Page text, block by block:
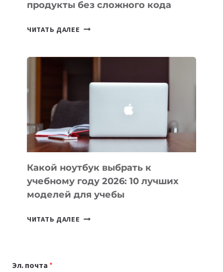
продукты без сложного кода
ЧИТАТЬ ДАЛЕЕ 7
ПОМОГАЮТ
СОЗДАВАТЬ
БЕЗ
СЛОЖНОГО
КОДА
Какой ноутбук выбрать к
учебному году 2026: 10 лучших
моделей для учебы
ЧИТАТЬ ДАЛЕЕ КАКОЙ
Эл. почта *